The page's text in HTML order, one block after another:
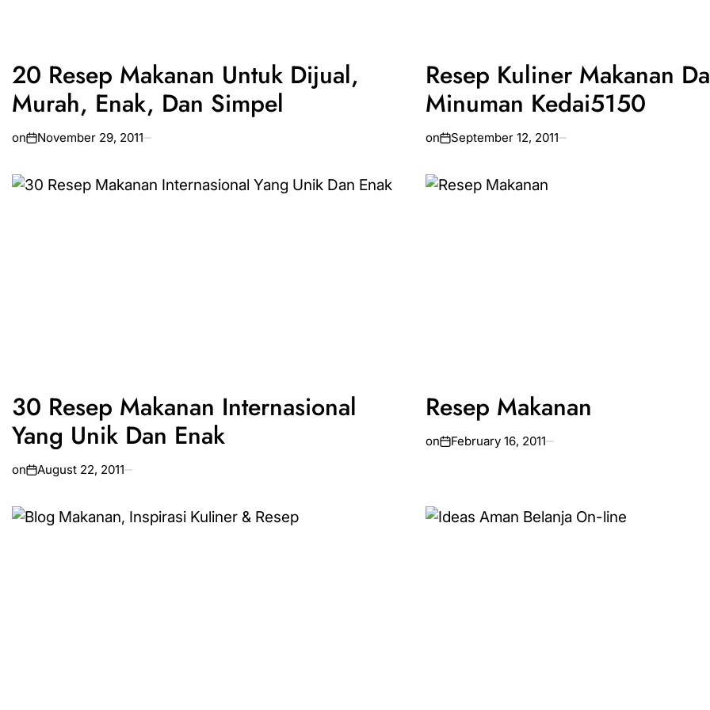
20 Resep Makanan Untuk Dijual,
Murah, Enak, Dan Simpel
on November 29, 2011
Resep Kuliner Makanan
Minuman Kedai5150
on September 12, 2011
30 Resep Makanan Internasional
Yang Unik Dan Enak
on August 22, 2011
Resep Makanan
on February 16, 2011